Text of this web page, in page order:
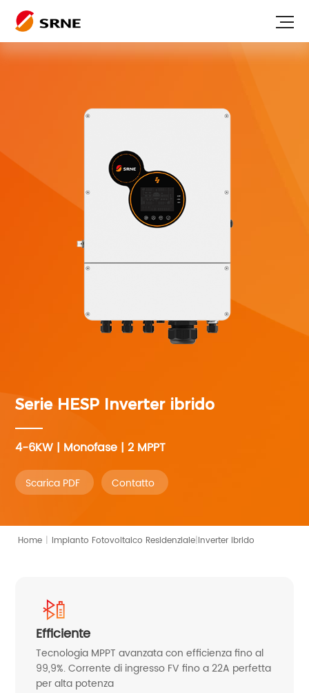
Serie HESP Inverter ibrido
4-6KW | Monofase | 2 MPPT
Scarica PDF Contatto
Home | Impianto Fotovoltaico Residenziale|Inverter ibrido
Efficiente
Tecnologia MPPT avanzata con efficienza fino al
99,9%. Corrente di ingresso FV fino a 22A perfetta
per alta potenza